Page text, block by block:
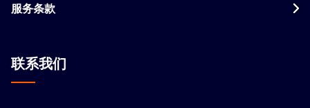
服务条款
联系我们